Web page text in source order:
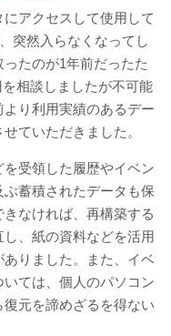
にアクセスして使用して
突然入らなくなってし
たのが1年前だったた
相談しましたが不可能
り利用実績のあるデー
ていただきました。
受領した履歴やイベン
蓄積されたデータも保
なければ、再構築する
、紙の資料などを活用
りました。また、イベ
ては、個人のパソコン
元を諦めざるを得ない